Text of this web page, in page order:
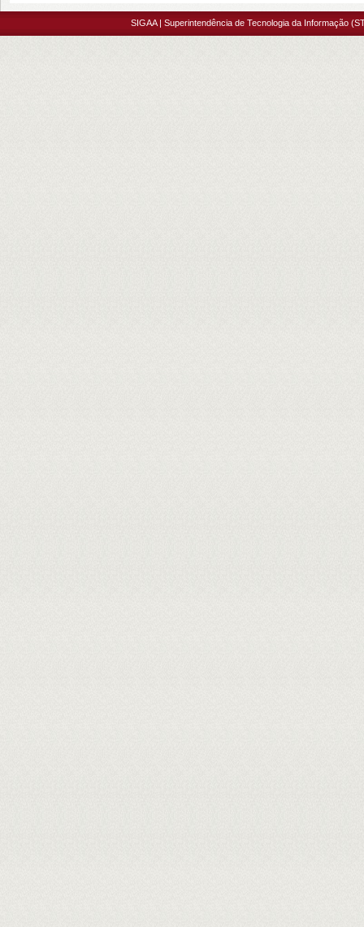
SIGAA | Superintendência de Tecnologia da Informação